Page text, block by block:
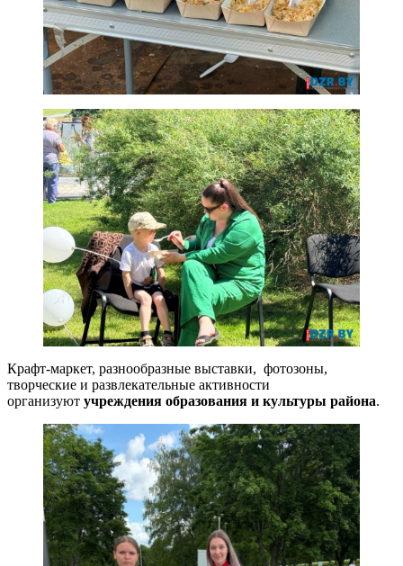
Крафт-маркет, разнообразные выставки, фотозоны,
творческие и развлекательные активности
организуют учреждения образования и культуры района.